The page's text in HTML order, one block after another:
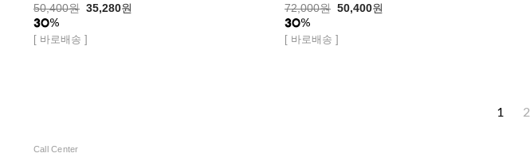
50,400원 35,280원
[ 바로배송 ]
72,000원 50,400원
[ 바로배송 ]
1 2
Call Center